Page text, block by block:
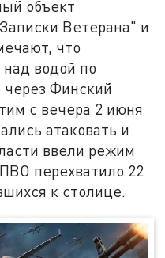
объект
Ветерана" и
что
водой по
Финский
с вечера 2 июня
атаковать и
ввели режим
перехватило 22
к столице.